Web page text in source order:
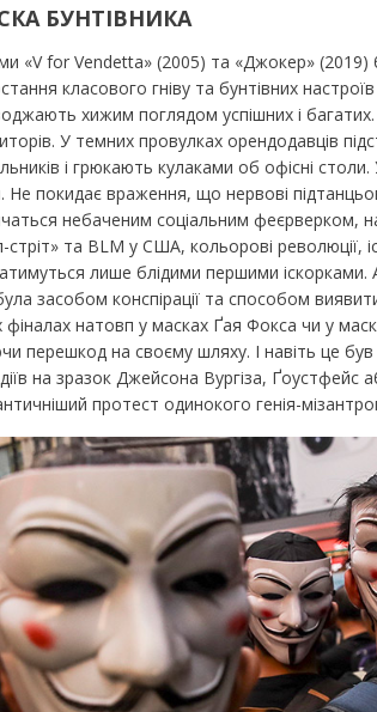
БУНТІВНИКА
«V for Vendetta» (2005) та «Джокер» (2019)
класового гніву та бунтівних
хижим поглядом успішних і
У темних провулках орендодавців
і грюкають кулаками об офісні
Не покидає враження, що нервові
небаченим соціальним феєрверком,
стріт» та BLM у США, кольорові революції,
лише блідими першими
засобом конспірації та способом
фіналах натовп у масках Ґая Фокса чи у
перешкод на своєму шляху. І навіть це
на зразок Джейсона Вургіза,
протест одинокого генія-